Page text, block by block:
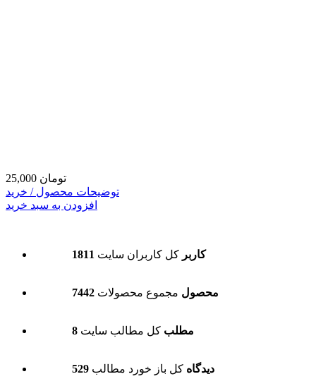
25,000 تومان
توضیحات محصول / خرید
افزودن به سبد خرید
1811 کاربر کل کاربران سایت
7442 محصول مجموع محصولات
8 مطلب کل مطالب سایت
529 دیدگاه کل باز خورد مطالب